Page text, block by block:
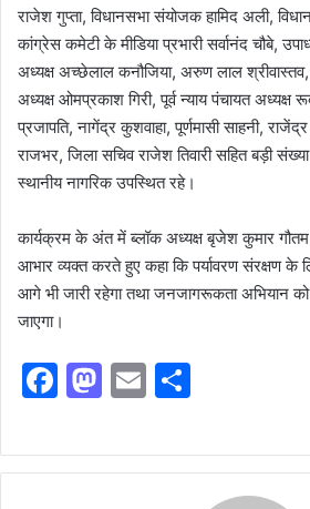
राजेश गुप्ता, विधानसभा संयोजक हामिद अली,
कांग्रेस कमेटी के मीडिया प्रभारी सर्वानंद चौबे,
अध्यक्ष अच्छेलाल कनौजिया, अरुण लाल श्रीवास्तव,
अध्यक्ष ओमप्रकाश गिरी, पूर्व न्याय पंचायत अध्यक्ष
प्रजापति, नागेंद्र कुशवाहा, पूर्णमासी साहनी,
राजभर, जिला सचिव राजेश तिवारी सहित बड़ी
स्थानीय नागरिक उपस्थित रहे।
कार्यक्रम के अंत में ब्लॉक अध्यक्ष बृजेश कुमार
आभार व्यक्त करते हुए कहा कि पर्यावरण संरक्षण के
आगे भी जारी रहेगा तथा जनजागरूकता अभियान को
जाएगा।
F
c
e
M
st
o
E
ai
l
ar
e